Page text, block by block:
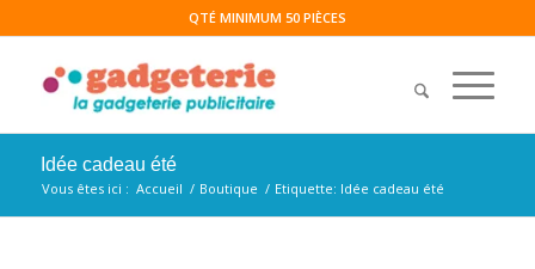
QTÉ MINIMUM 50 PIÈCES
Idée cadeau été
Vous êtes ici : Accueil / Boutique / Etiquette: Idée cadeau été